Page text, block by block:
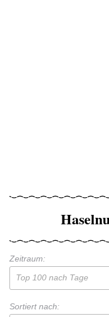
Zeitraum:
Top 100 nach Tage
Sortiert nach: